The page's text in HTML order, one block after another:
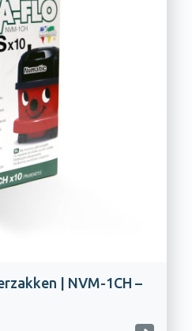
| NVM-1CH –